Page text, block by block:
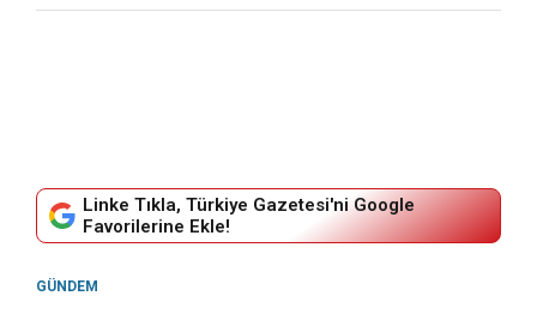
Linke Tıkla, Türkiye Gazetesi'ni Google
Favorilerine Ekle!
GÜNDEM